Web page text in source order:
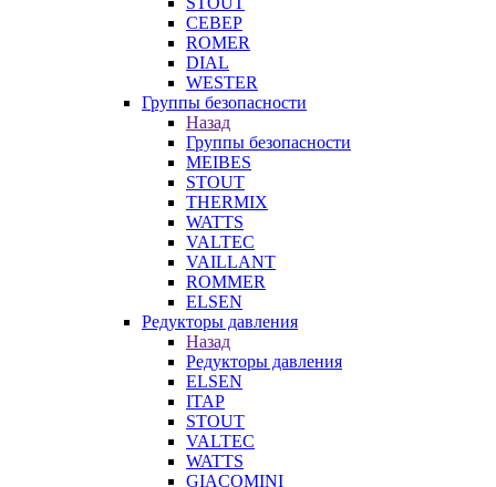
СЕВЕР
ROMER
DIAL
WESTER
Группы безопасности
Назад
Группы безопасности
MEIBES
STOUT
THERMIX
WATTS
VALTEC
VAILLANT
ROMMER
ELSEN
Редукторы давления
Назад
Редукторы давления
ELSEN
ITAP
STOUT
VALTEC
WATTS
GIACOMINI